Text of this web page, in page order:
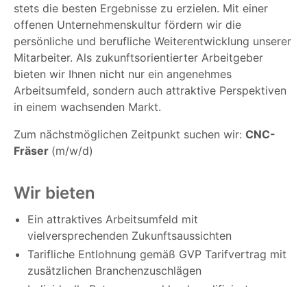
stets die besten Ergebnisse zu erzielen. Mit einer
offenen Unternehmenskultur fördern wir die
persönliche und berufliche Weiterentwicklung unserer
Mitarbeiter. Als zukunftsorientierter Arbeitgeber
bieten wir Ihnen nicht nur ein angenehmes
Arbeitsumfeld, sondern auch attraktive Perspektiven
in einem wachsenden Markt.
Zum nächstmöglichen Zeitpunkt suchen wir: CNC-
Fräser (m/w/d)
Wir bieten
Ein attraktives Arbeitsumfeld mit
vielversprechenden Zukunftsaussichten
Tarifliche Entlohnung gemäß GVP Tarifvertrag mit
zusätzlichen Branchenzuschlägen